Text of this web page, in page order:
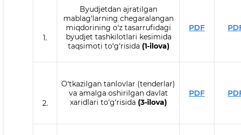
1.
Byudjetdan ajratilgan
mablag‘larning chegaralangan
miqdorining o‘z tasarrufidagi
byudjet tashkilotlari kesimida
taqsimoti to‘g‘risida (1-ilova)
PDF
2.
O‘tkazilgan tanlovlar (tenderlar)
va amalga oshirilgan davlat
xaridlari to‘g‘risida (3-ilova)
PDF